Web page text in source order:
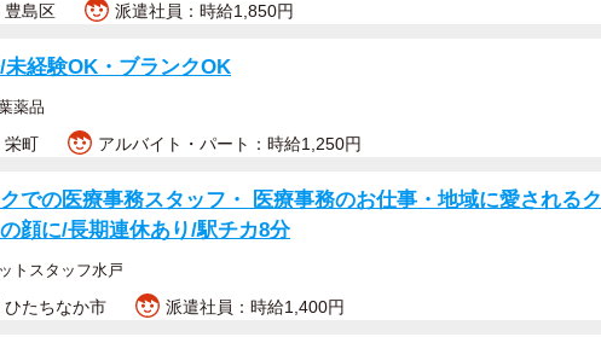
豊島区 派遣社員：時給1,850円
未経験OK・ブランクOK
薬品
栄町 アルバイト・パート：時給1,250円
での医療事務スタッフ・ 医療事務のお仕事・地域に愛されるク
顔に/長期連休あり/駅チカ8分
トスタッフ水戸
ひたちなか市 派遣社員：時給1,400円